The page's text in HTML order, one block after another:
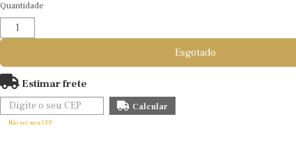
Quantidade
Esgotado
Estimar frete
Não sei meu CEP